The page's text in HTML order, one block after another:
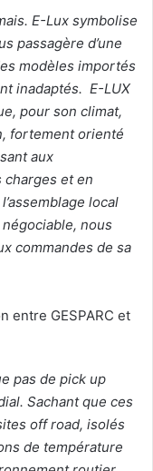
E-Lux symbolise
passagère d’une
modèles importés
inadaptés. E-LUX
pour son climat,
fortement orienté
aux
et en
local
nous
commandes de sa
entre GESPARC et
pas de pick up
Sachant que ces
off road, isolés
de température